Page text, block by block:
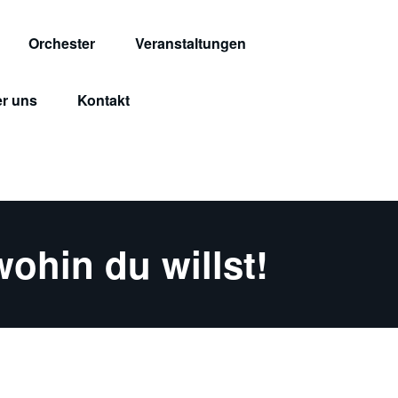
Orchester Veranstaltungen
uns Kontakt
du willst!